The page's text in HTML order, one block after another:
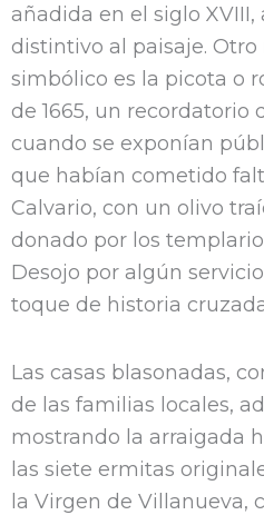
añadida en el siglo
distintivo al paisaje.
simbólico es la picota o
de 1665, un recordatorio
cuando se exponían
que habían cometido
Calvario, con un olivo
donado por los
Desojo por algún
toque de historia
Las casas blasonadas,
de las familias locales,
mostrando la arraigada
las siete ermitas
la Virgen de Villanueva,